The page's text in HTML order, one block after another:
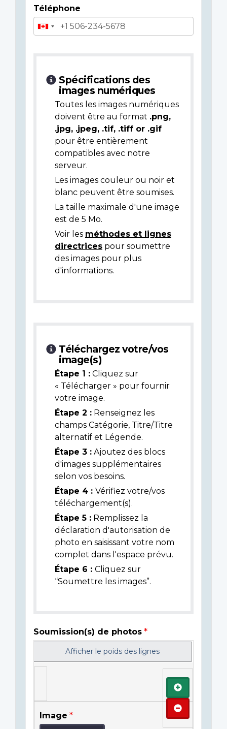
Téléphone
Spécifications des
images numériques
Toutes les images numériques
doivent être au format .png,
.jpg, .jpeg, .tif, .tiff or .gif
pour être entièrement
compatibles avec notre
serveur.
Les images couleur ou noir et
blanc peuvent être soumises.
La taille maximale d'une image
est de 5 Mo.
Voir les méthodes et lignes
directrices pour soumettre
des images pour plus
d'informations.
Téléchargez votre/vos
image(s)
Étape 1 : Cliquez sur
« Télécharger » pour fournir
votre image.
Étape 2 : Renseignez les
champs Catégorie, Titre/Titre
alternatif et Légende.
Étape 3 : Ajoutez des blocs
d'images supplémentaires
selon vos besoins.
Étape 4 : Vérifiez votre/vos
téléchargement(s).
Étape 5 : Remplissez la
déclaration d'autorisation de
photo en saisissant votre nom
complet dans l'espace prévu.
Étape 6 : Cliquez sur
“Soumettre les images”.
Soumission(s) de photos
Afficher le poids des lignes
Image
Ajouter
Retirer